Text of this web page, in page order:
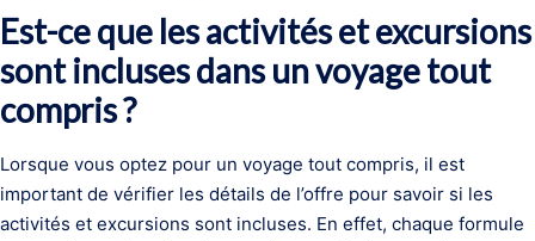
Est-ce que les activités et excursions
sont incluses dans un voyage tout
compris ?
Lorsque vous optez pour un voyage tout compris, il est
important de vérifier les détails de l’offre pour savoir si les
activités et excursions sont incluses. En effet, chaque formule